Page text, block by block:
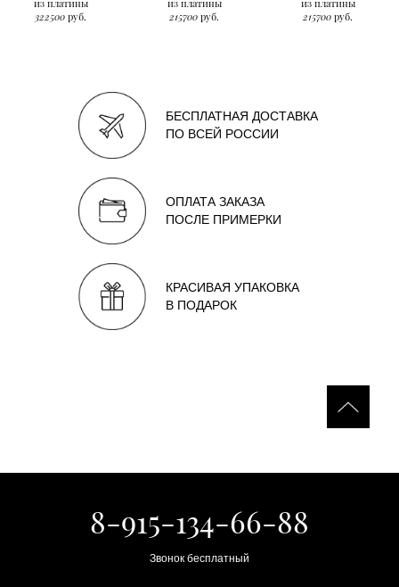
из платины
322500 руб.
из платины
215700 руб.
из платины
215700 руб.
БЕСПЛАТНАЯ ДОСТАВКА
ПО ВСЕЙ РОССИИ
ОПЛАТА ЗАКАЗА
ПОСЛЕ ПРИМЕРКИ
КРАСИВАЯ УПАКОВКА
В ПОДАРОК
8-915-134-66-88
Звонок бесплатный